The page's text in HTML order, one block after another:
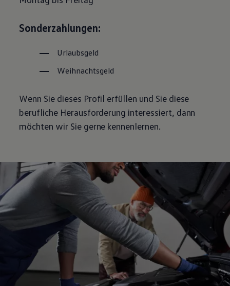
Transport
Familie
Volkswagen R
Volkswagen Kundenbetreuung
Sonderzahlungen:
Urlaubsgeld
Weihnachtsgeld
Wenn Sie dieses Profil erfüllen und Sie diese
berufliche Herausforderung interessiert, dann
möchten wir Sie gerne kennenlernen.